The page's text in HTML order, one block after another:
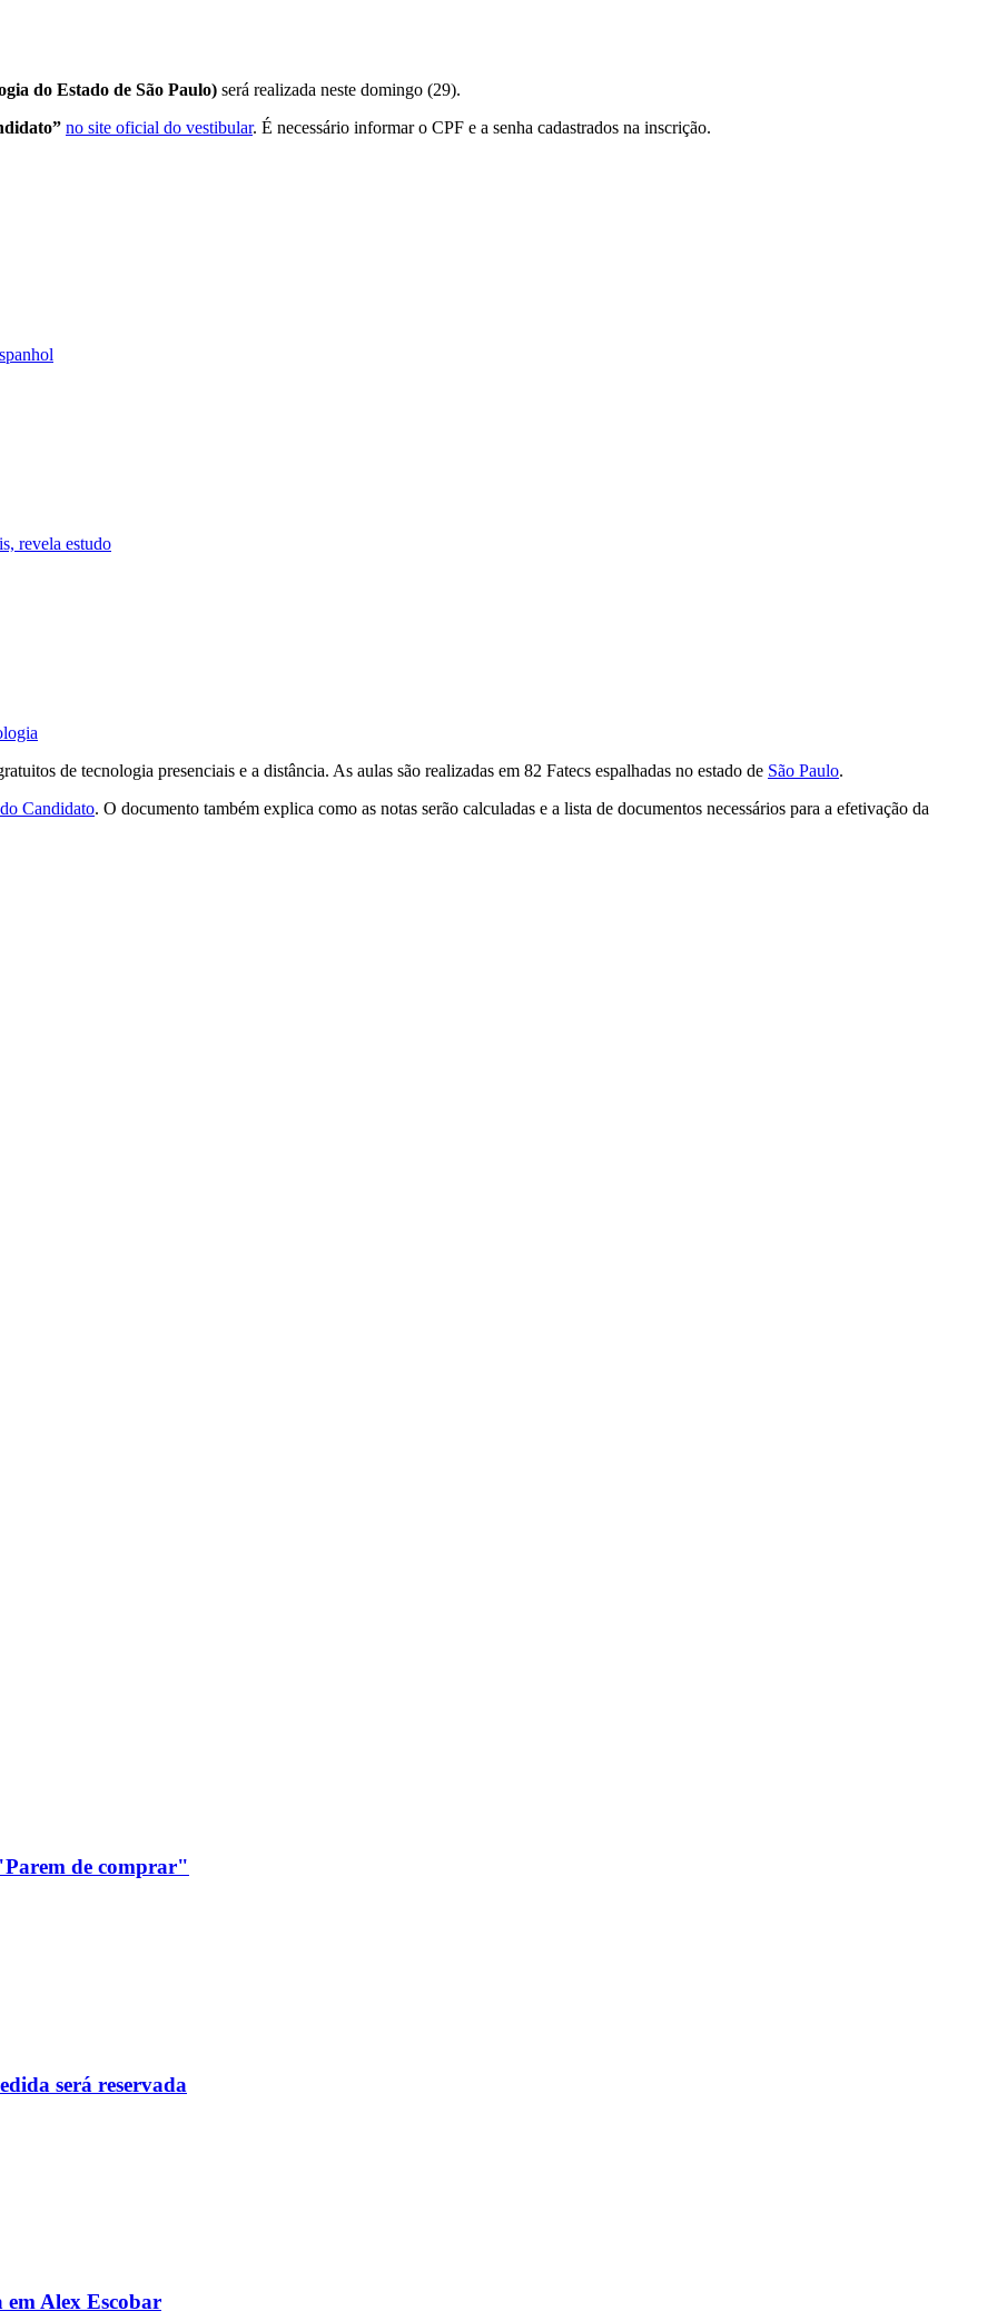
do Estado de São Paulo) será realizada neste domingo (29).
no site oficial do vestibular. É necessário informar o CPF e a senha cadastrados na inscrição.
revela estudo
de tecnologia presenciais e a distância. As aulas são realizadas em 82 Fatecs espalhadas no estado de São Paulo.
Candidato. O documento também explica como as notas serão calculadas e a lista de documentos necessários para a efetivação da
de comprar"
será reservada
em Alex Escobar